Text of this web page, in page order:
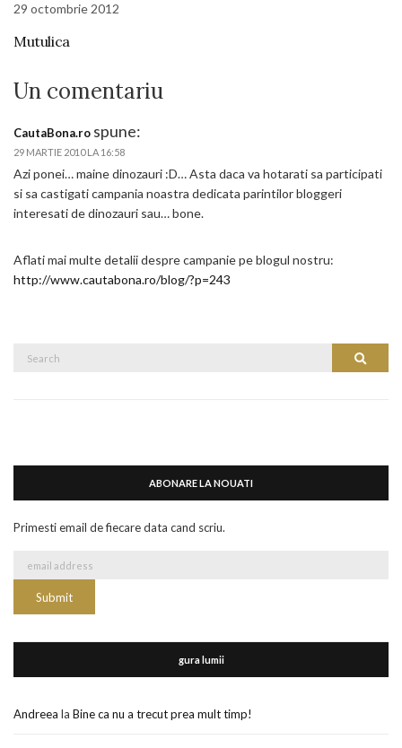
29 octombrie 2012
Mutulica
Un comentariu
CautaBona.ro spune:
29 MARTIE 2010 LA 16:58
Azi ponei… maine dinozauri :D… Asta daca va hotarati sa participati
si sa castigati campania noastra dedicata parintilor bloggeri
interesati de dinozauri sau… bone.
Aflati mai multe detalii despre campanie pe blogul nostru:
http://www.cautabona.ro/blog/?p=243
Search
ABONARE LA NOUATI
Primesti email de fiecare data cand scriu.
gura lumii
Andreea la Bine ca nu a trecut prea mult timp!